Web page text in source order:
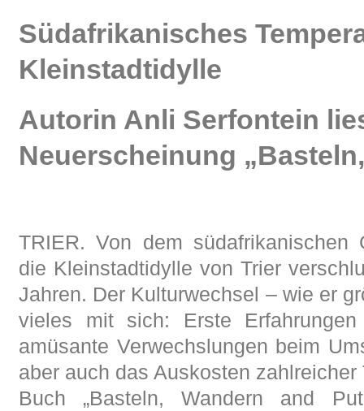
Südafrikanisches
Kleinstadtidylle
Autorin Anli Serfontein
Neuerscheinung
TRIER. Von dem südafrikanischen
die Kleinstadtidylle von Trier
Jahren. Der Kulturwechsel – wie er
vieles mit sich: Erste
amüsante Verwechslungen beim
aber auch das Auskosten
Buch „Basteln, Wandern and